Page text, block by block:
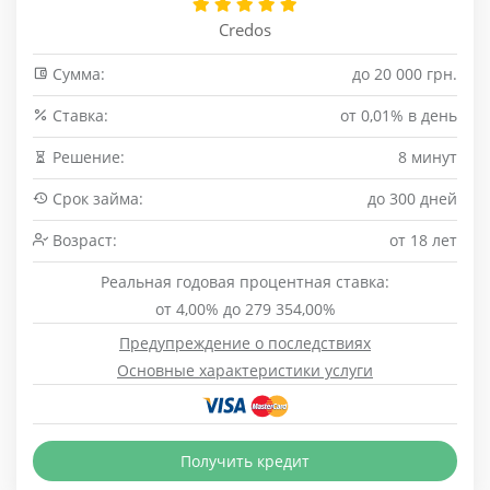
Credos
Сумма:
до 20 000 грн.
Cтавка:
от 0,01% в день
Решение:
8 минут
Срок займа:
до 300 дней
Возраст:
от 18 лет
Реальная годовая процентная ставка:
от 4,00% до 279 354,00%
Предупреждение о последствиях
Основные характеристики услуги
Получить кредит